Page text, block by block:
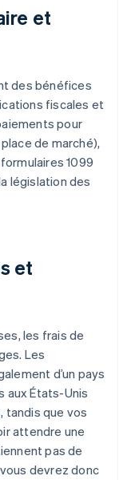
et
des bénéfices
fiscales et
pour
de marché),
1099
législation des
et
les frais de
Les
d’un pays
aux États-Unis
tandis que vos
attendre une
pas de
devrez donc